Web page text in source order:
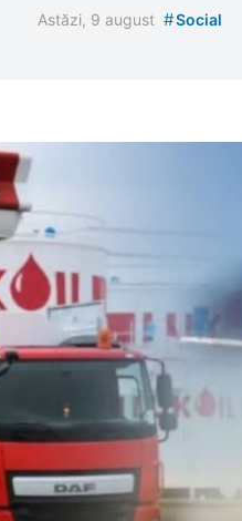
Astăzi, 9 august #Social